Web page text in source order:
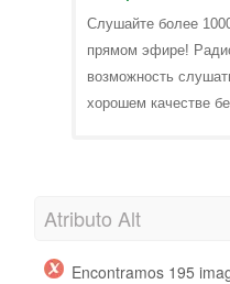
Слушайте более
прямом эфире!
возможность
хорошем качестве
Atributo Alt
Encontramos 195